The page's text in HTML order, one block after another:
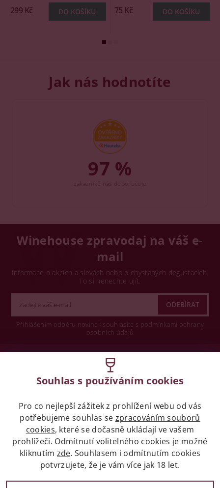
299 Kč 75 Kč
Jak nás hodnotíte
97 %
Winehouse zpravodaj na váš e-
mail
Informace o akcích a slevách nebo o chystaných degustacích.
To si nenechte ujít.
Přihlášením odběru novinek souhlasíte s podmínkami ochrany
osobních údajů
Legislativa
Zákaz prodeje alkoholických nápojů osobám
mladších 18 let.
Naše služby
Souhlas s používáním cookies
Pro co nejlepší zážitek z prohlížení webu od vás
potřebujeme souhlas se zpracováním souborů
cookies, které se dočasně ukládají ve vašem
prohlížeči. Odmítnutí volitelného cookies je možné
kliknutím zde. Souhlasem i odmítnutím cookies
potvrzujete, že je vám více jak 18 let.